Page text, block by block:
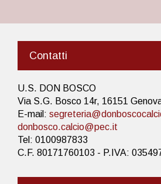
Contatti
U.S. DON BOSCO
Via S.G. Bosco 14r, 16151
E-mail:
donbosco.calcio@pec.it
Tel: 0100987833
C.F. 80171760103 - P.IVA: